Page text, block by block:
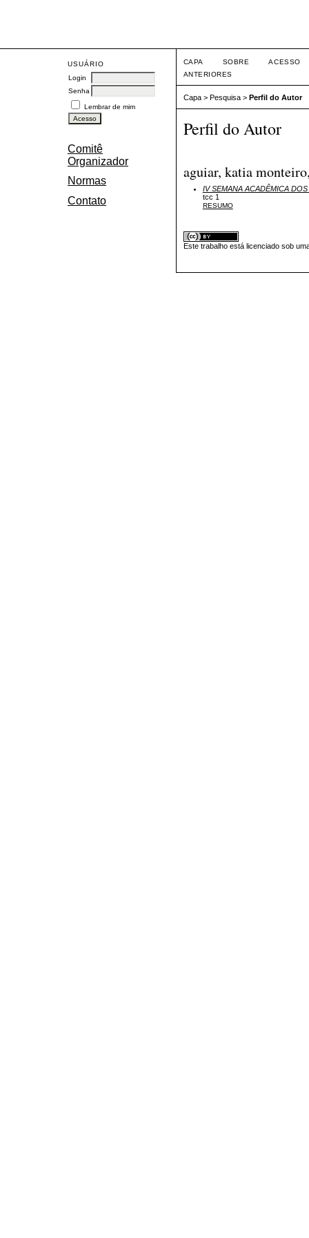
USUÁRIO
Login
Senha
Lembrar de mim
Comitê
Organizador
Normas
Contato
CAPA SOBRE
ACESSO
ANTERIORES
Capa> Pesquisa> Perfil do Autor
Perfil do Autor
aguiar, katia
IV SEMANA ACADÊMICA
tcc 1
RESUMO
Este trabalho está licenciado sob